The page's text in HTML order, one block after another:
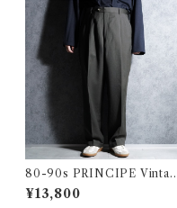
80-90s PRINCIPE Vintage
Slacks Wool Trousers Mad
e in Italy プリンシペ ヴィン
¥13,800